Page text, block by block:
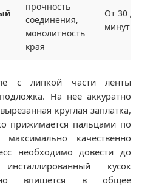
прочность
соединения,
монолитность
края
От 30 до 60
минут
с липкой части ленты
На нее аккуратно
круглая заплатка,
прижимается пальцами по
качественно
необходимо довести до
кусок
впишется в общее